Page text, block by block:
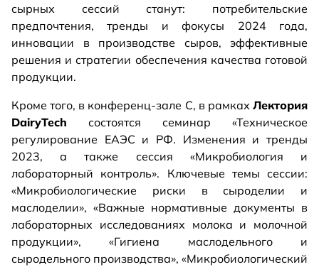
сырных сессий станут: потребительские
предпочтения, тренды и фокусы 2024 года,
инновации в производстве сыров, эффективные
решения и стратегии обеспечения качества готовой
продукции.
Кроме того, в конференц-зале С, в рамках Лектория
DairyTech состоятся семинар «Техническое
регулирование ЕАЭС и РФ. Изменения и тренды
2023, а также сессия «Микробиология и
лабораторный контроль». Ключевые темы сессии:
«Микробиологические риски в сыроделии и
маслоделии», «Важные нормативные документы в
лабораторных исследованиях молока и молочной
продукции», «Гигиена маслодельного и
сыродельного производства», «Микробиологический